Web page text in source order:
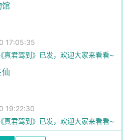
17:05:35
真君驾到》已发，欢迎大家来看看~
19:22:30
真君驾到》已发，欢迎大家来看看~